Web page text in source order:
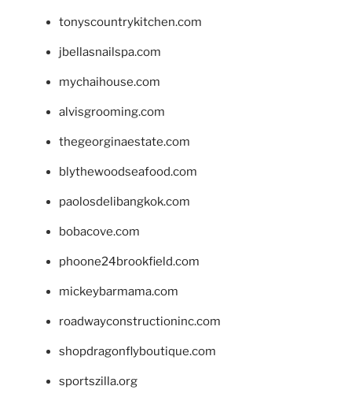
tonyscountrykitchen.com
jbellasnailspa.com
mychaihouse.com
alvisgrooming.com
thegeorginaestate.com
blythewoodseafood.com
paolosdelibangkok.com
bobacove.com
phoone24brookfield.com
mickeybarmama.com
roadwayconstructioninc.com
shopdragonflyboutique.com
sportszilla.org